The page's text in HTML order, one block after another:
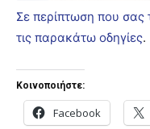
Σε περίπτωση που σας
τις παρακάτω οδηγίες.
Κοινοποιήστε:
Facebook